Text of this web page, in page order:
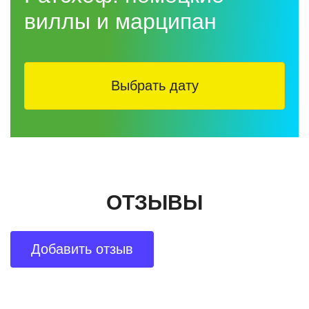
рассказывают о главном сокровище региона — янтаре.
рассмотрите под микроскопом древние включения
— насекомых, которым миллионы лет
Эта экскурсия идеально подойдёт тем, кто хочет
необычный Калининград , почувствовать
атмосферу старой Европы и узнать истории, которые
не рассказывают в путеводителях.
виллы и марципан
Выбрать дату
ОТЗЫВЫ
Добавить отзыв